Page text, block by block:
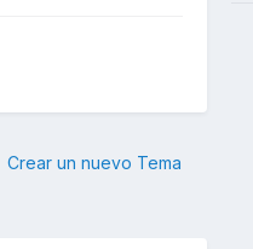
Crear un nuevo Tema